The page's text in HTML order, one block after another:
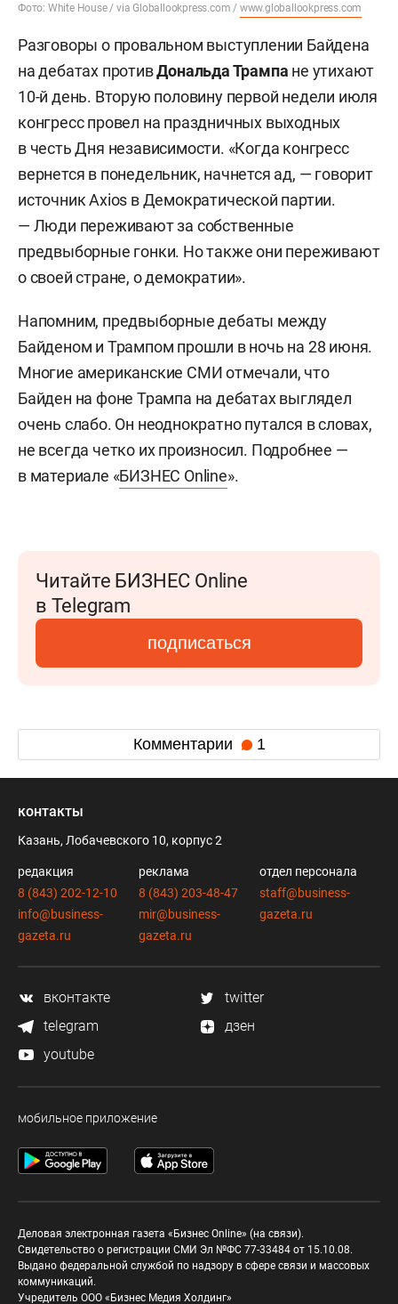
Фото: White House / via Globallookpress.com / www.globallookpress.com
Разговоры о провальном выступлении Байдена
на дебатах противДональда Трампа не утихают
10-й день. Вторую половину первой недели июля
конгресс провел на праздничных выходных
в честь Дня независимости. «Когда конгресс
вернется в понедельник, начнется ад, — говорит
источник Axios в Демократической партии.
— Люди переживают за собственные
предвыборные гонки. Но также они переживают
о своей стране, о демократии».
Напомним, предвыборные дебаты между
Байденом и Трампом прошли в ночь на 28 июня.
Многие американские СМИ отмечали, что
Байден на фоне Трампа на дебатах выглядел
очень слабо. Он неоднократно путался в словах,
не всегда четко их произносил. Подробнее —
в материале «БИЗНЕС Online».
Читайте БИЗНЕС Online
в Telegram
подписаться
Комментарии 1
контакты
Казань, Лобачевского 10, корпус 2
редакция
8 (843) 202-12-10
info@business-
gazeta.ru
реклама
8 (843) 203-48-47
mir@business-
gazeta.ru
отдел персонала
staff@business-
gazeta.ru
вконтакте
twitter
telegram
дзен
youtube
мобильное приложение
Деловая электронная газета «Бизнес Online» (на связи).
Свидетельство о регистрации СМИ Эл №ФС 77-33484 от 15.10.08.
Выдано федеральной службой по надзору в сфере связи и массовых
коммуникаций.
Учредитель ООО «Бизнес Медия Холдинг»